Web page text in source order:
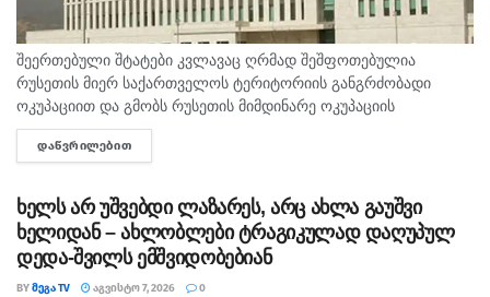
შეერთებული შტატები კვლავაც ღრმად შეშფოთებულია
რუსეთის მიერ საქართველოს ტერიტორიის განგრძობადი
ოკუპაციით და გმობს რუსეთის მიმდინარე ოკუპაციის
პირობებში მომხდარ მკვლელობებს, გატაცებებსა და სხვა
სახის ძალადობა, - ამ განცხადებით აშშ-ს საელჩო
ᲓᲐᲬᲕᲠᲘᲚᲔᲑᲘᲗ
ხელს არ უშვებდი ლაზარეს, არც ახლა გაუშვი
ხელიდან – ახლობლები ტრაგიკულად დაღუპულ
დედა-შვილს ემშვიდობებიან
BYᲛᲔᲒᲐ TV ᲐᲒᲕᲘᲡᲢᲝ 7, 2026 0